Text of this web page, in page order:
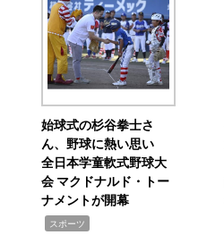
始球式の杉谷拳士さ
ん、野球に熱い思い
全日本学童軟式野球大
会 マクドナルド・トー
ナメントが開幕
スポーツ